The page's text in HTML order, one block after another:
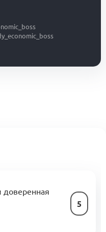
доверенная
5